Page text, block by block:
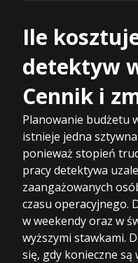
Ile
detektyw
Cennik i
Planowanie budżetu
istnieje jedna
ponieważ stopień
pracy detektywa
zaangażowanych
czasu operacyjnego.
w weekendy oraz w
wyższymi stawkami.
się, gdy konieczne